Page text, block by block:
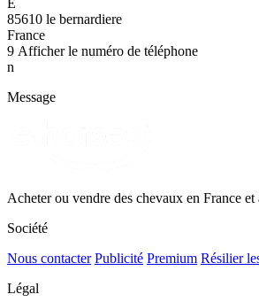
E
85610 le bernardiere
France
9 Afficher le numéro de téléphone
n
Message
Acheter ou vendre des chevaux en France et
Société
Nous contacter Publicité Premium Résilier
Légal